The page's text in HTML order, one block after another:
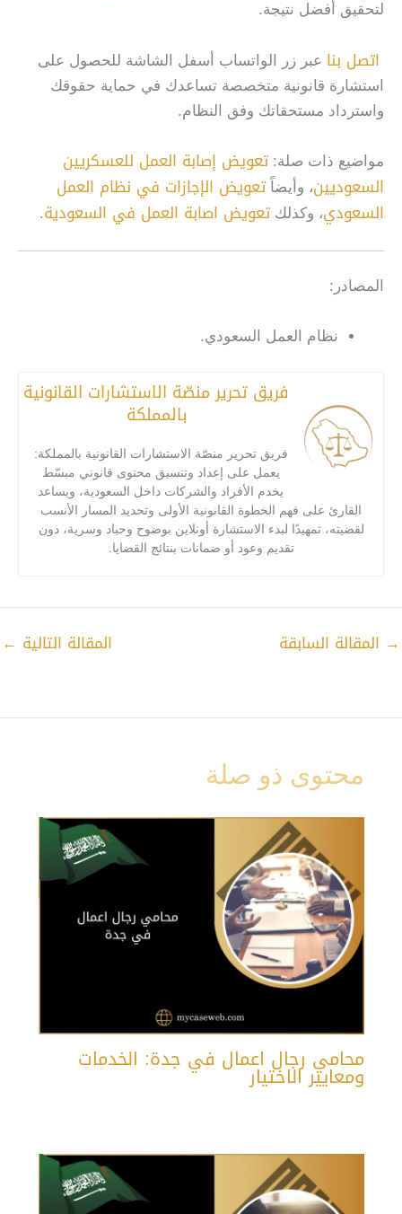
لتحقيق أفضل نتيجة.
اتصل بنا عبر زر الواتساب أسفل الشاشة للحصول على
استشارة قانونية متخصصة تساعدك في حماية حقوقك
واسترداد مستحقاتك وفق النظام.
مواضيع ذات صلة: تعويض إصابة العمل للعسكريين
السعوديين، وأيضاً تعويض الإجازات في نظام العمل
السعودي، وكذلك تعويض اصابة العمل في السعودية.
المصادر:
نظام العمل السعودي.
فريق تحرير منصّة الاستشارات القانونية
بالمملكة
فريق تحرير منصّة الاستشارات القانونية بالمملكة:
يعمل على إعداد وتنسيق محتوى قانوني مبسّط
يخدم الأفراد والشركات داخل السعودية، ويساعد
القارئ على فهم الخطوة القانونية الأولى وتحديد المسار الأنسب
لقضيته، تمهيدًا لبدء الاستشارة أونلاين بوضوح وحياد وسرية، دون
تقديم وعود أو ضمانات بنتائج القضايا.
→ المقالة السابقة المقالة التالية ←
محتوى ذو صلة
محامي رجال اعمال في جدة: الخدمات
ومعايير الاختيار